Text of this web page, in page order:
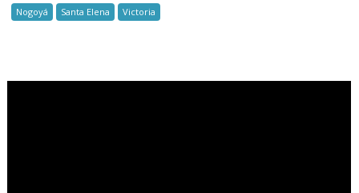
Nogoyá
Santa Elena Victoria